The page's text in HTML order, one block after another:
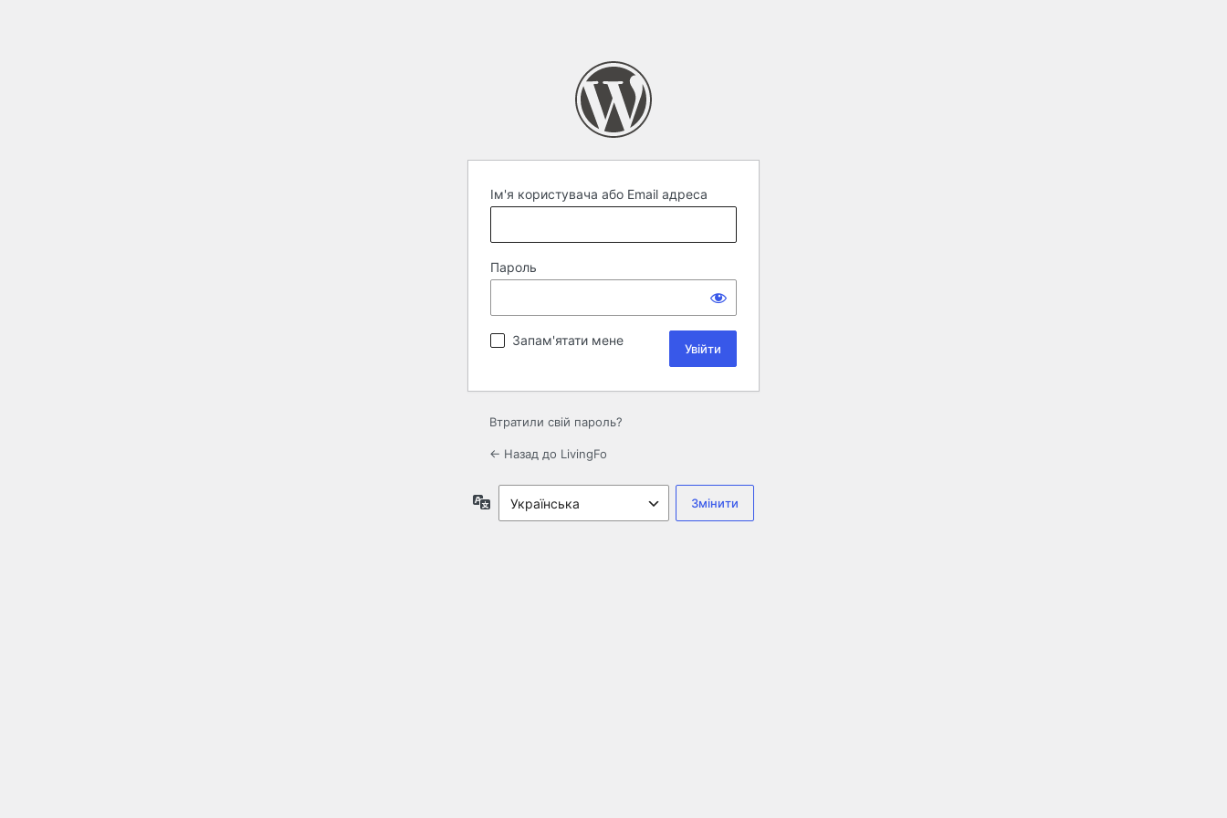
Ім'я користувача або Email адреса
Пароль
Запам'ятати мене
Втратили свій пароль?
← Назад до LivingFo
Мова